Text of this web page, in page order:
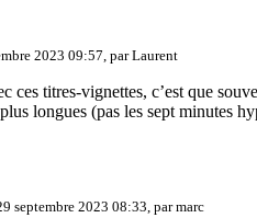
2023 09:57, parLaurent
ces titres-vignettes, c’est que
longues (pas les sept minutes
septembre 2023 08:33, parmarc